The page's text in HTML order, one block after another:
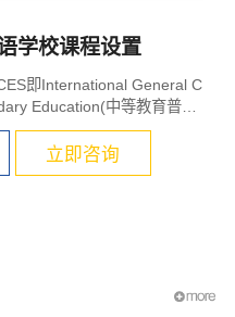
学校课程设置
即International General C
Education(中等教育普通)
立即咨询